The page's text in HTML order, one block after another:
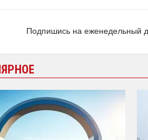
Подпишись на еженедельный